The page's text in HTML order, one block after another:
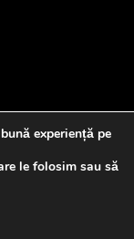
experiență pe
le folosim sau să